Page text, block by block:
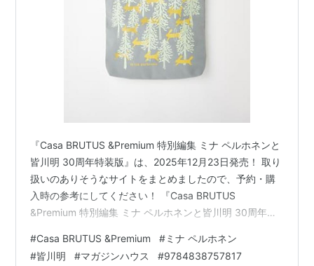
『Casa BRUTUS &Premium 特別編集 ミナ ペルホネンと
皆川明 30周年特装版』は、2025年12月23日発売！ 取り
扱いのありそうなサイトをまとめましたので、予約・購
入時の参考にしてください！ 『Casa BRUTUS
&Premium 特別編集 ミナ ペルホネンと皆川明 30周年特
：11,800円（税込） 発売日 ：2025年12月23日 出版社
：マガジンハウス 商品コード：9784838757817
#Casa BRUTUS &Premium #ミナ ペルホネン
#皆川明 #マガジンハウス #9784838757817